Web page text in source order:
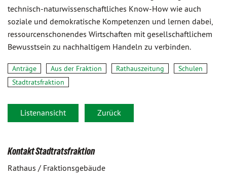
technisch-naturwissenschaftliches Know-How wie auch
soziale und demokratische Kompetenzen und lernen dabei,
ressourcenschonendes Wirtschaften mit gesellschaftlichem
Bewusstsein zu nachhaltigem Handeln zu verbinden.
Anträge Aus der Fraktion Rathauszeitung
Schulen
Stadtratsfraktion
Listenansicht Zurück
Kontakt Stadtratsfraktion
Rathaus / Fraktionsgebäude